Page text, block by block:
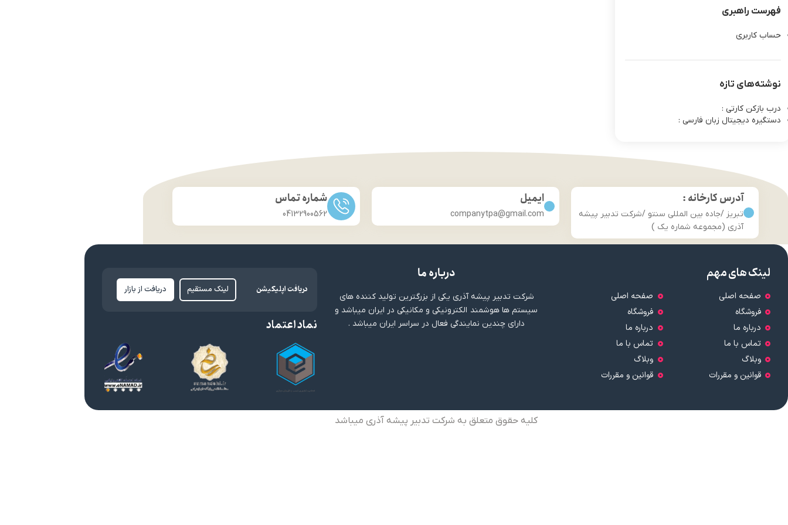
فهرست راهبری
حساب کاربری
نوشته‌های تازه
درب بازکن کارتی :
دستگیره دیجیتال زبان فارسی :
آدرس کارخانه :
تبریز /جاده بین المللی سنتو /شرکت تدبیر پیشه
آذری (مجموعه شماره یک )
ایمیل
companytpa@gmail.com
شماره تماس
04132900562
لینک های مهم
صفحه اصلی
فروشگاه
درباره ما
تماس با ما
وبلاگ
قوانین و مقررات
صفحه اصلی
فروشگاه
درباره ما
تماس با ما
وبلاگ
قوانین و مقررات
درباره ما
شرکت تدبیر پیشه آذری یکی از بزرگترین تولید کننده های
سیستم ها هوشمند الکترونیکی و مکانیکی در ایران میباشد و
دارای چندین نمایندگی فعال در سراسر ایران میباشد .
دریافت اپلیکیشن لینک مستقیم دریافت از بازار
نماد اعتماد
کلیه حقوق متعلق به شرکت تدبیر پیشه آذری میباشد